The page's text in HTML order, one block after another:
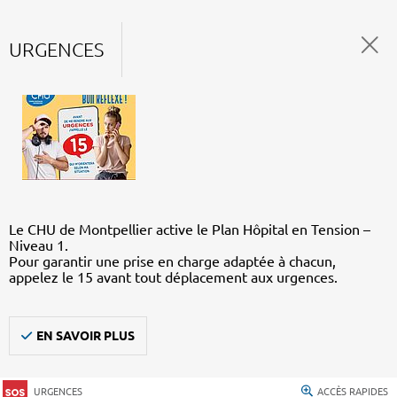
URGENCES
Le CHU de Montpellier active le Plan Hôpital en Tension –
Niveau 1.
Pour garantir une prise en charge adaptée à chacun,
appelez le 15 avant tout déplacement aux urgences.
EN SAVOIR PLUS
URGENCES ACCÈS RAPIDES